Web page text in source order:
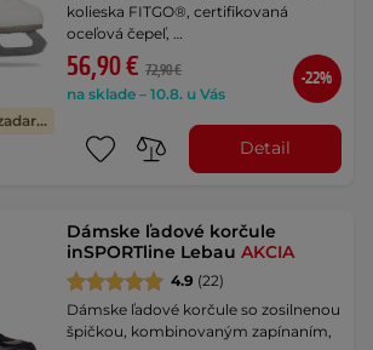
Výmena veľkosti zadarmo
kolieska FITGO®, certifikovaná
oceľová čepeľ, …
56,90 € 72,90 €
na sklade – 10.8. u Vás
-22%
Detail
Dámske ľadové korčule
inSPORTline LebauAKCIA
4.9 (22)
Dámske ľadové korčule so zosilnenou
špičkou, kombinovaným zapínaním,